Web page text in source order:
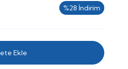
%28 İndirim
Ekle